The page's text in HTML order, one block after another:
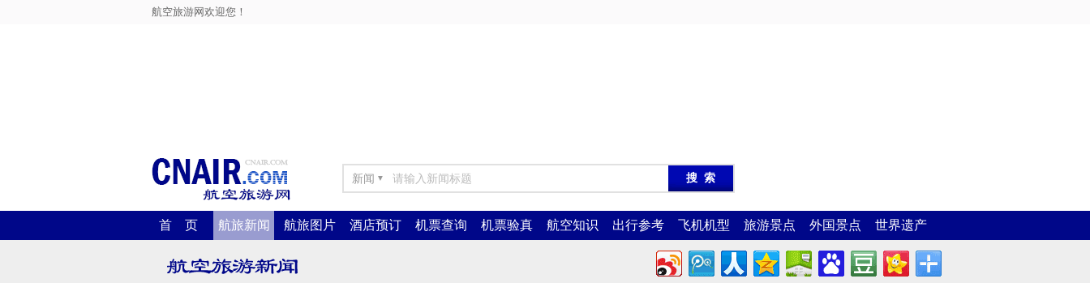
航空旅游网欢迎您！
新闻 ▼
首 页 航旅新闻 航旅图片 酒店预订 机票查询 机票验真 航空知识 出行参考 飞机机型 旅游景点 外国景点 世界遗产